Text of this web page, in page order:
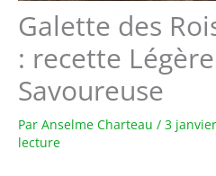
Galette des
: recette
Savoureuse
Par Anselme Charteau / 3
lecture